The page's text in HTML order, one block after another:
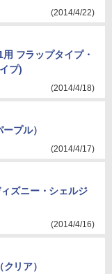
(2014/4/22)
フラップタイプ・
プ)
(2014/4/18)
プル）
(2014/4/17)
ズニー・シェルジ
(2014/4/16)
リア）